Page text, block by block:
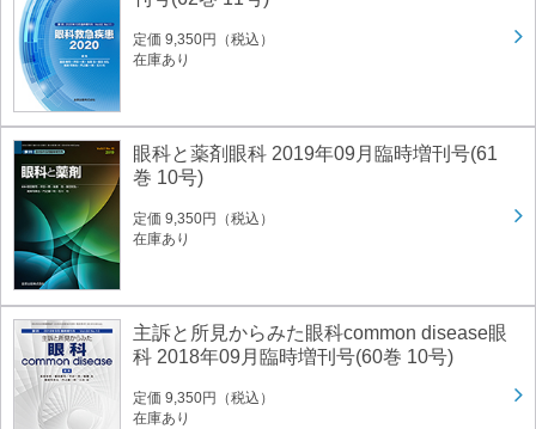
定価 9,350円（税込）
在庫あり
眼科と薬剤眼科 2019年09月臨時増刊号(61
巻 10号)
定価 9,350円（税込）
在庫あり
主訴と所見からみた眼科common disease眼
科 2018年09月臨時増刊号(60巻 10号)
定価 9,350円（税込）
在庫あり